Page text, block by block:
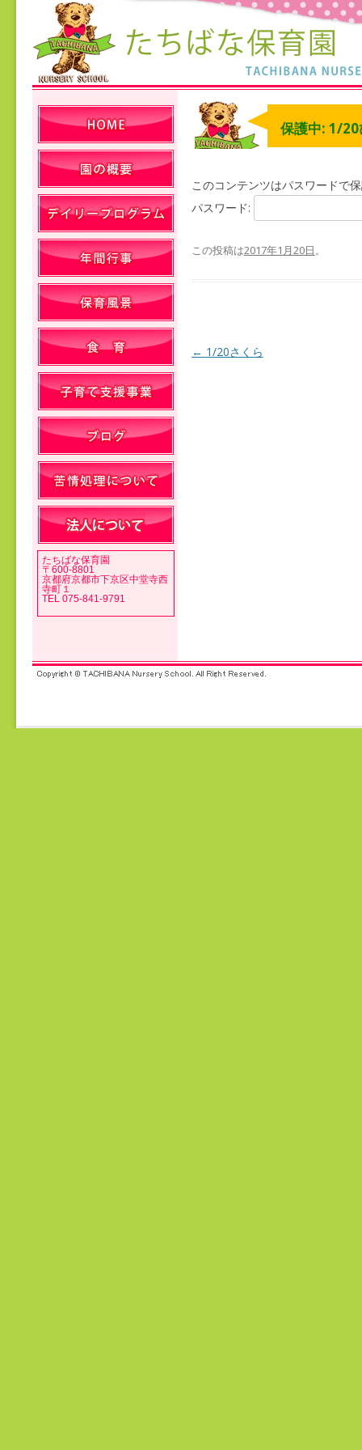
保護中: 1/20
このコンテンツはパスワードで
パスワード:
この投稿は2017年1月20日。
投稿ナビゲーション
← 1/20さくら
たちばな保育園
〒600-8801
京都府京都市下京区中堂寺西
寺町１
TEL 075-841-9791